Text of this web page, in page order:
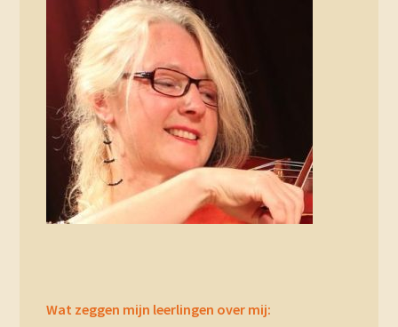
Wat zeggen mijn leerlingen over mij: